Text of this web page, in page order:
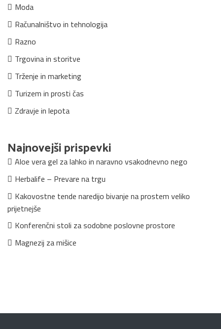
Moda
Računalništvo in tehnologija
Razno
Trgovina in storitve
Trženje in marketing
Turizem in prosti čas
Zdravje in lepota
Najnovejši prispevki
Aloe vera gel za lahko in naravno vsakodnevno nego
Herbalife – Prevare na trgu
Kakovostne tende naredijo bivanje na prostem veliko
prijetnejše
Konferenčni stoli za sodobne poslovne prostore
Magnezij za mišice